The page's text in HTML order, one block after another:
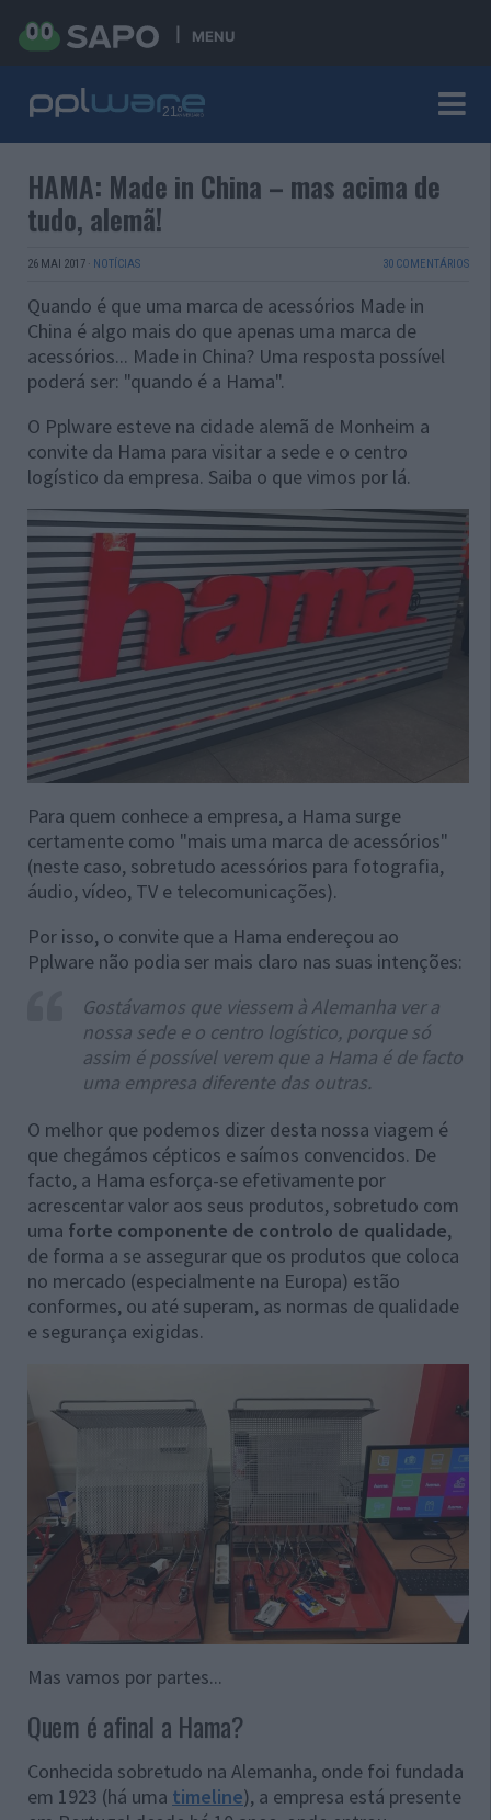
MENU
HAMA: Made in China – mas acima de
tudo, alemã!
26 MAI 2017 · NOTÍCIAS 30 COMENTÁRIOS
Quando é que uma marca de acessórios Made in
China é algo mais do que apenas uma marca de
acessórios... Made in China? Uma resposta possível
poderá ser: "quando é a Hama".
O Pplware esteve na cidade alemã de Monheim a
convite da Hama para visitar a sede e o centro
logístico da empresa. Saiba o que vimos por lá.
Para quem conhece a empresa, a Hama surge
certamente como "mais uma marca de acessórios"
(neste caso, sobretudo acessórios para fotografia,
áudio, vídeo, TV e telecomunicações).
Por isso, o convite que a Hama endereçou ao
Pplware não podia ser mais claro nas suas intenções:
Gostávamos que viessem à Alemanha ver a
nossa sede e o centro logístico, porque só
assim é possível verem que a Hama é de facto
uma empresa diferente das outras.
O melhor que podemos dizer desta nossa viagem é
que chegámos cépticos e saímos convencidos. De
facto, a Hama esforça-se efetivamente por
acrescentar valor aos seus produtos, sobretudo com
uma forte componente de controlo de qualidade,
de forma a se assegurar que os produtos que coloca
no mercado (especialmente na Europa) estão
conformes, ou até superam, as normas de qualidade
e segurança exigidas.
Mas vamos por partes...
Quem é afinal a Hama?
Conhecida sobretudo na Alemanha, onde foi fundada
em 1923 (há uma timeline), a empresa está presente